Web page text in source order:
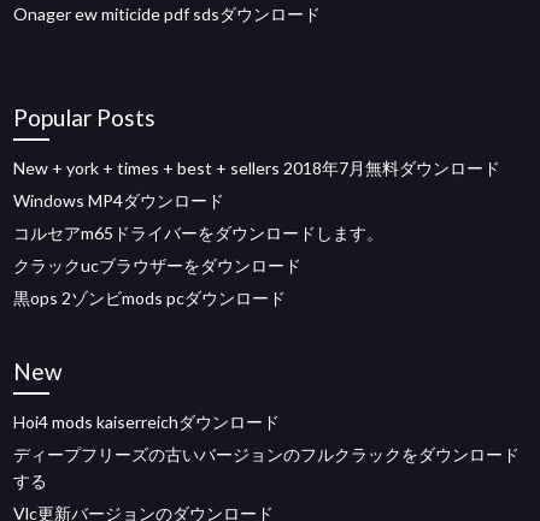
Onager ew miticide pdf sdsダウンロード
Popular Posts
New + york + times + best + sellers 2018年7月無料ダウンロード
Windows MP4ダウンロード
コルセアm65ドライバーをダウンロードします。
クラックucブラウザーをダウンロード
黒ops 2ゾンビmods pcダウンロード
New
Hoi4 mods kaiserreichダウンロード
ディープフリーズの古いバージョンのフルクラックをダウンロード
する
Vlc更新バージョンのダウンロード